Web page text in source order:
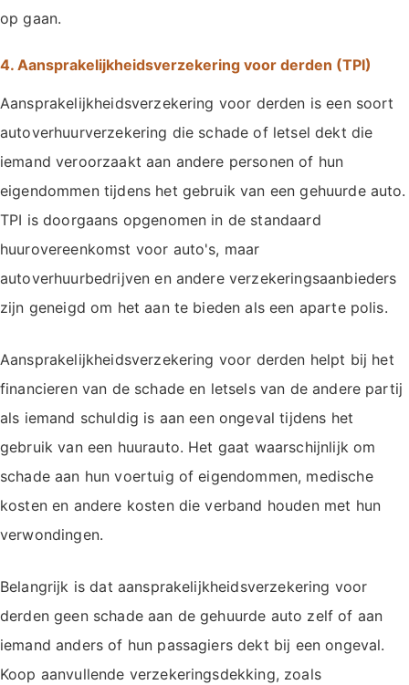
op gaan.
4. Aansprakelijkheidsverzekering voor derden (TPI)
Aansprakelijkheidsverzekering voor derden is een soort
autoverhuurverzekering die schade of letsel dekt die
iemand veroorzaakt aan andere personen of hun
eigendommen tijdens het gebruik van een gehuurde auto.
TPI is doorgaans opgenomen in de standaard
huurovereenkomst voor auto's, maar
autoverhuurbedrijven en andere verzekeringsaanbieders
zijn geneigd om het aan te bieden als een aparte polis.
Aansprakelijkheidsverzekering voor derden helpt bij het
financieren van de schade en letsels van de andere partij
als iemand schuldig is aan een ongeval tijdens het
gebruik van een huurauto. Het gaat waarschijnlijk om
schade aan hun voertuig of eigendommen, medische
kosten en andere kosten die verband houden met hun
verwondingen.
Belangrijk is dat aansprakelijkheidsverzekering voor
derden geen schade aan de gehuurde auto zelf of aan
iemand anders of hun passagiers dekt bij een ongeval.
Koop aanvullende verzekeringsdekking, zoals